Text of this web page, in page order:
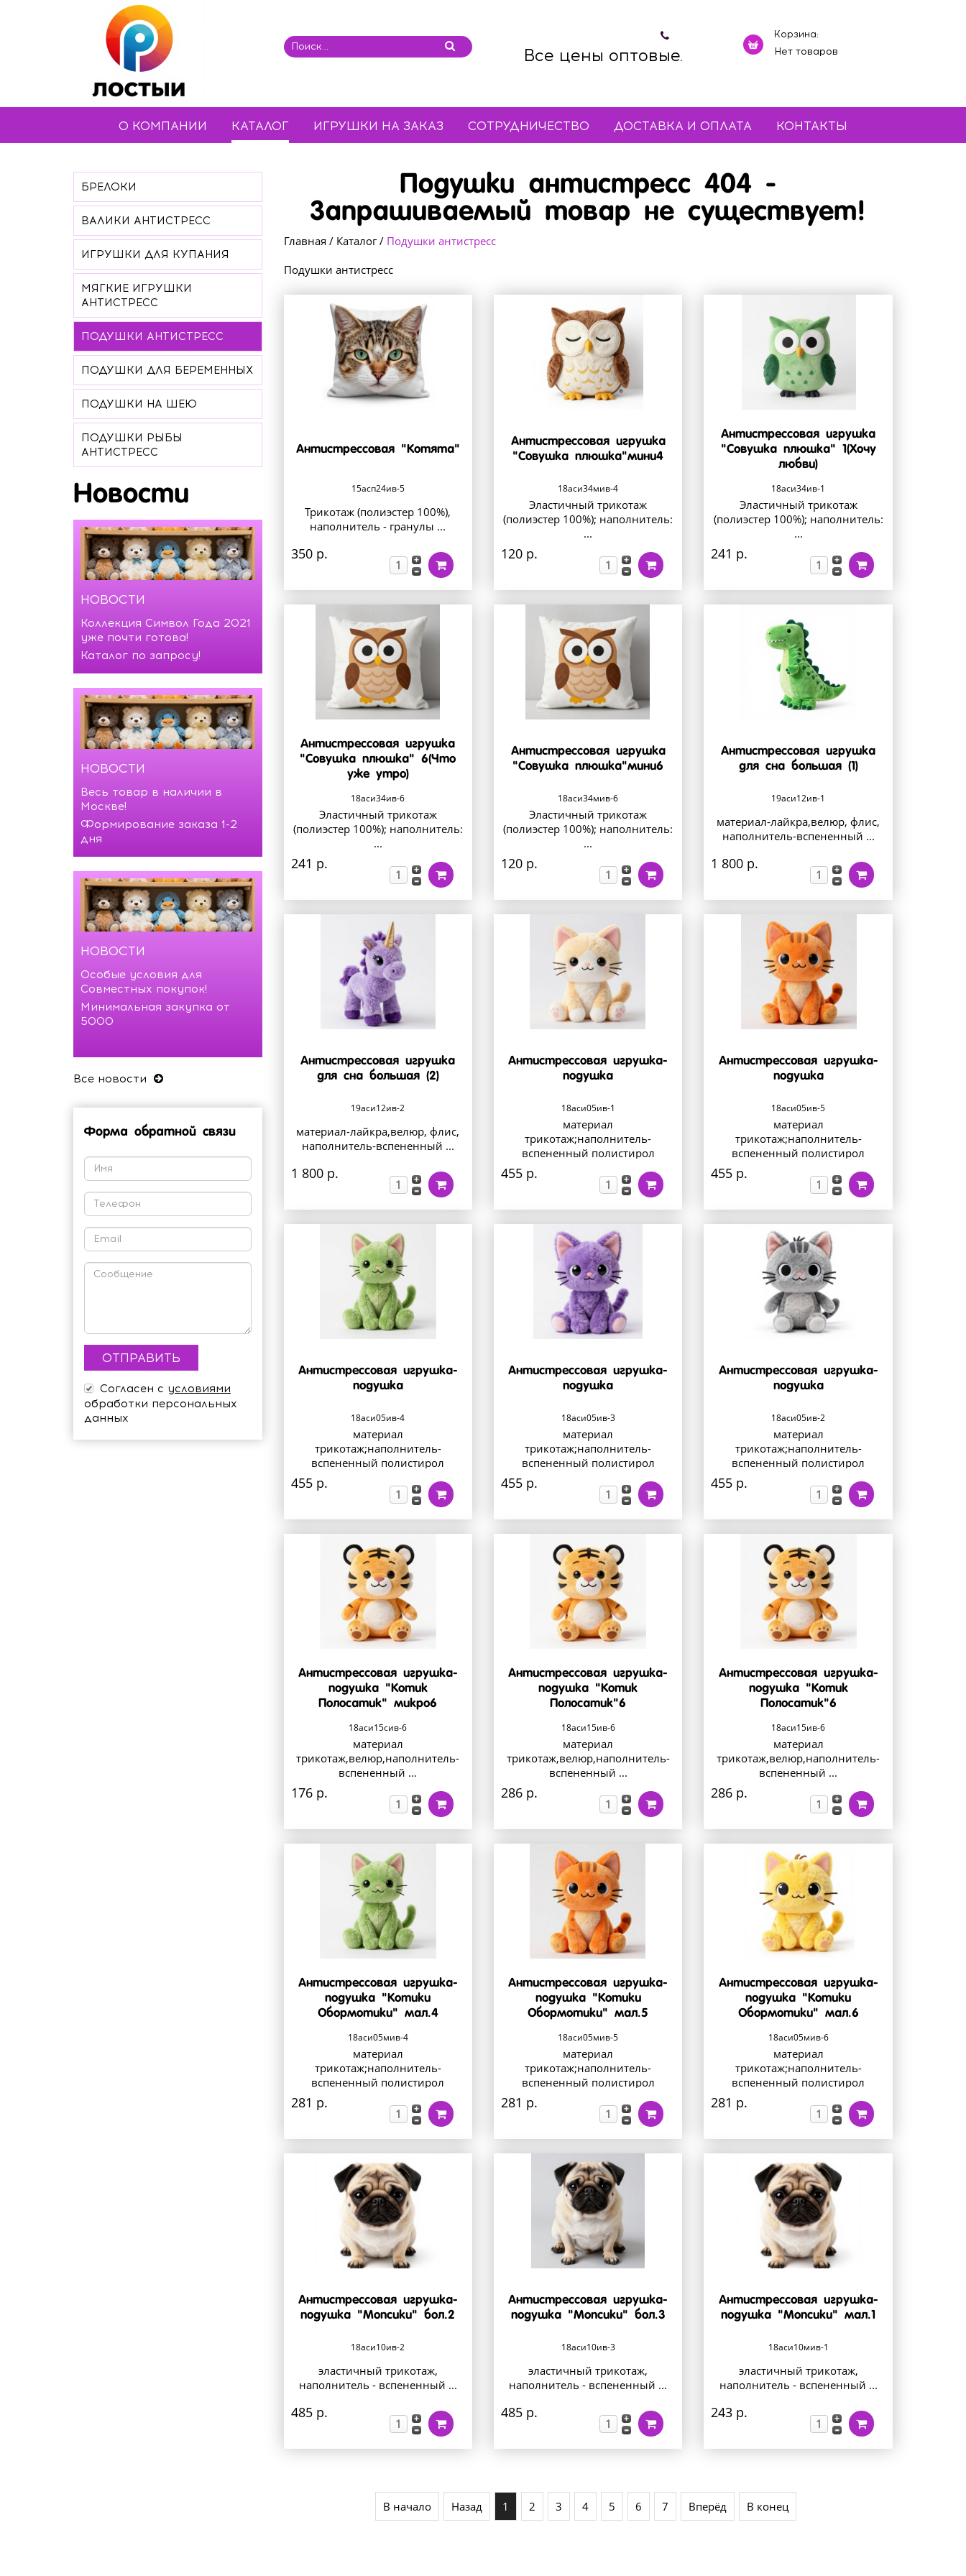
Все цены оптовые.
Корзина:
Нет товаров
О КОМПАНИИ КАТАЛОГ ИГРУШКИ НА ЗАКАЗ СОТРУДНИЧЕСТВО ДОСТАВКА И ОПЛАТА КОНТАКТЫ
Подушки антистресс 404 -
Запрашиваемый товар не существует!
Главная / Каталог/ Подушки антистресс
Подушки антистресс
Антистрессовая "Котята"
15асп24ив-5
Трикотаж (полиэстер 100%),
наполнитель - гранулы ...
350 р.
Антистрессовая игрушка
"Совушка плюшка"мини4
18аси34мив-4
Эластичный трикотаж
(полиэстер 100%); наполнитель:
...
120 р.
Антистрессовая игрушка
"Совушка плюшка" 1(Хочу
любви)
18аси34ив-1
Эластичный трикотаж
(полиэстер 100%); наполнитель:
...
241 р.
Антистрессовая игрушка
"Совушка плюшка" 6(Что
уже утро)
18аси34ив-6
Эластичный трикотаж
(полиэстер 100%); наполнитель:
...
241 р.
Антистрессовая игрушка
"Совушка плюшка"мини6
18аси34мив-6
Эластичный трикотаж
(полиэстер 100%); наполнитель:
...
120 р.
Антистрессовая игрушка
для сна большая (1)
19аси12ив-1
материал-лайкра,велюр, флис,
наполнитель-вспененный ...
1 800 р.
Антистрессовая игрушка
для сна большая (2)
19аси12ив-2
материал-лайкра,велюр, флис,
наполнитель-вспененный ...
1 800 р.
Антистрессовая игрушка-
подушка
18аси05ив-1
материал
трикотаж;наполнитель-
вспененный полистирол
455 р.
Антистрессовая игрушка-
подушка
18аси05ив-5
материал
трикотаж;наполнитель-
вспененный полистирол
455 р.
Антистрессовая игрушка-
подушка
18аси05ив-4
материал
трикотаж;наполнитель-
вспененный полистирол
455 р.
Антистрессовая игрушка-
подушка
18аси05ив-3
материал
трикотаж;наполнитель-
вспененный полистирол
455 р.
Антистрессовая игрушка-
подушка
18аси05ив-2
материал
трикотаж;наполнитель-
вспененный полистирол
455 р.
Антистрессовая игрушка-
подушка "Котик
Полосатик" микро6
18аси15сив-6
материал
трикотаж,велюр,наполнитель-
вспененный ...
176 р.
Антистрессовая игрушка-
подушка "Котик
Полосатик"6
18аси15ив-6
материал
трикотаж,велюр,наполнитель-
вспененный ...
286 р.
Антистрессовая игрушка-
подушка "Котик
Полосатик"6
18аси15ив-6
материал
трикотаж,велюр,наполнитель-
вспененный ...
286 р.
Антистрессовая игрушка-
подушка "Котики
Обормотики" мал.4
18аси05мив-4
материал
трикотаж;наполнитель-
вспененный полистирол
281 р.
Антистрессовая игрушка-
подушка "Котики
Обормотики" мал.5
18аси05мив-5
материал
трикотаж;наполнитель-
вспененный полистирол
281 р.
Антистрессовая игрушка-
подушка "Котики
Обормотики" мал.6
18аси05мив-6
материал
трикотаж;наполнитель-
вспененный полистирол
281 р.
Антистрессовая игрушка-
подушка "Мопсики" бол.2
18аси10ив-2
эластичный трикотаж,
наполнитель - вспененный ...
485 р.
Антистрессовая игрушка-
подушка "Мопсики" бол.3
18аси10ив-3
эластичный трикотаж,
наполнитель - вспененный ...
485 р.
Антистрессовая игрушка-
подушка "Мопсики" мал.1
18аси10мив-1
эластичный трикотаж,
наполнитель - вспененный ...
243 р.
В начало Назад 1 2 3 4 5 6 7 Вперёд В конец
БРЕЛОКИ
ВАЛИКИ АНТИСТРЕСС
ИГРУШКИ ДЛЯ КУПАНИЯ
МЯГКИЕ ИГРУШКИ
АНТИСТРЕСС
ПОДУШКИ АНТИСТРЕСС
ПОДУШКИ ДЛЯ БЕРЕМЕННЫХ
ПОДУШКИ НА ШЕЮ
ПОДУШКИ РЫБЫ
АНТИСТРЕСС
Новости
НОВОСТИ
Коллекция Символ Года 2021
уже почти готова!
Каталог по запросу!
НОВОСТИ
Весь товар в наличии в
Москве!
Формирование заказа 1-2
дня
НОВОСТИ
Особые условия для
Совместных покупок!
Минимальная закупка от
5000
Все новости
Форма обратной связи
Согласен с условиями
обработки персональных
данных